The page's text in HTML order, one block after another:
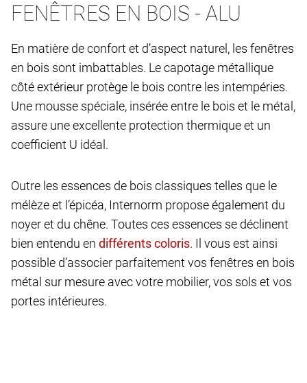
FENÊTRES EN BOIS - ALU
En matière de confort et d’aspect naturel, les fenêtres
en bois sont imbattables. Le capotage métallique
côté extérieur protège le bois contre les intempéries.
Une mousse spéciale, insérée entre le bois et le métal,
assure une excellente protection thermique et un
coefficient U idéal.
Outre les essences de bois classiques telles que le
mélèze et l’épicéa, Internorm propose également du
noyer et du chêne. Toutes ces essences se déclinent
bien entendu en
. Il vous est ainsi
possible d’associer parfaitement vos fenêtres en bois
métal sur mesure avec votre mobilier, vos sols et vos
portes intérieures.